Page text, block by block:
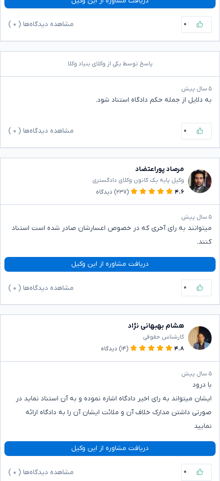
۰ مشاهده دیدگاه‌ها ( ۰
پاسخ توسط یکی از وکلای بنیاد وکلا
۵ سال پیش
به دلایل از جمله حکم دادگاه استناد شود.
۰ مشاهده دیدگاه‌ها ( ۰
مرصاد پوراعتضاد
وکیل پایه یک کانون وکلای دادگستری
۴.۶
(۲۳۷) دیدگاه
۵ سال پیش
میتوانند به رای آخری که در خصوص اعسارشان صادر شده است استناد
کنند.
دریافت مشاوره از این وکیل
۰ مشاهده دیدگاه‌ها ( ۰
هشام بهبهانی نژاد
کارشناس حقوقی
۴.۸
(۱۴) دیدگاه
۵ سال پیش
با درود
ایشان میتواند به رای اخیر دادگاه اشاره نموده و به آن استناد نماید در
صورتی داشتن مدارک خلاف آن و ملائت ایشان آن را به دادگاه ارائه
نمایید
دریافت مشاوره از این وکیل
۰ مشاهده دیدگاه‌ها ( ۰